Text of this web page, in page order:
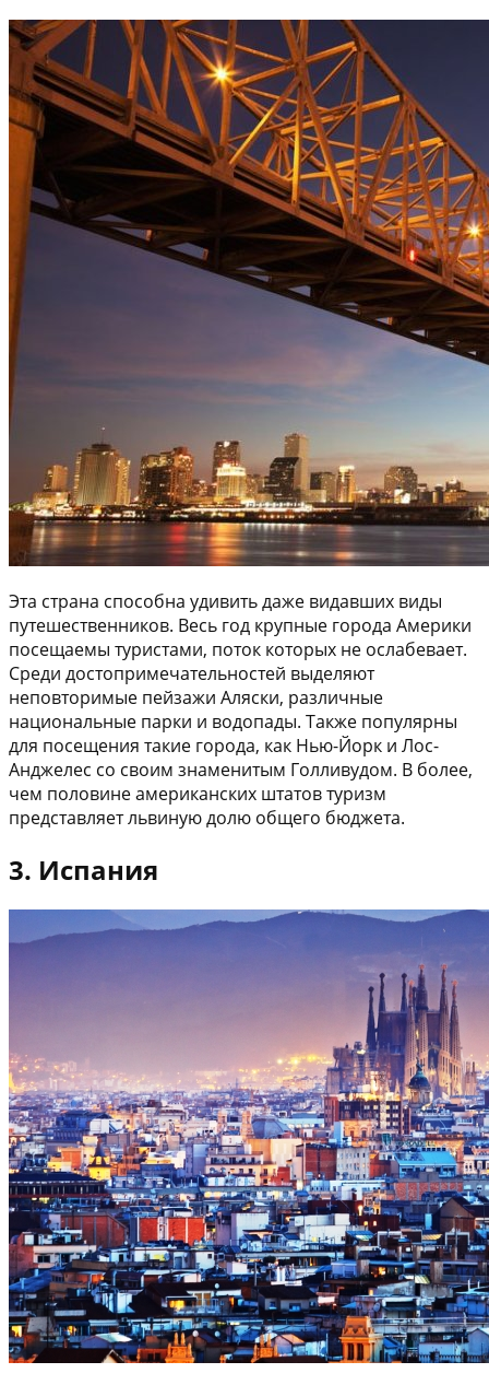
Эта страна способна удивить даже видавших виды
путешественников. Весь год крупные города Америки
посещаемы туристами, поток которых не ослабевает.
Среди достопримечательностей выделяют
неповторимые пейзажи Аляски, различные
национальные парки и водопады. Также популярны
для посещения такие города, как Нью-Йорк и Лос-
Анджелес со своим знаменитым Голливудом. В более,
чем половине американских штатов туризм
представляет львиную долю общего бюджета.
3. Испания